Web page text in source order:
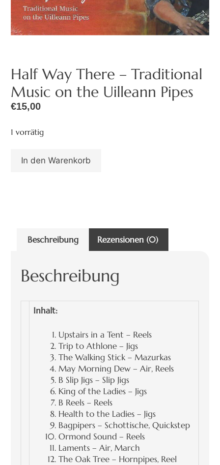
Half Way There – Traditional
Music on the Uilleann Pipes
€15,00
1 vorrätig
In den Warenkorb
Beschreibung Rezensionen (0)
Beschreibung
Inhalt:
Upstairs in a Tent – Reels
Trip to Athlone – Jigs
The Walking Stick – Mazurkas
May Morning Dew – Air, Reels
B Slip Jigs – Slip Jigs
King of the Ladies – Jigs
B Reels – Reels
Health to the Ladies – Jigs
Bagpipers – Schottische, Quickstep
Ormond Sound – Reels
Laments – Air, March
The Oak Tree – Hornpipes, Reel